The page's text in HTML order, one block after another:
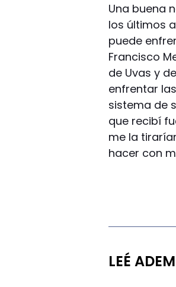
Una buena
los últimos
puede
Francisco
de Uvas y
enfrentar
sistema de
que recibí
me la
hacer con
LEÉ